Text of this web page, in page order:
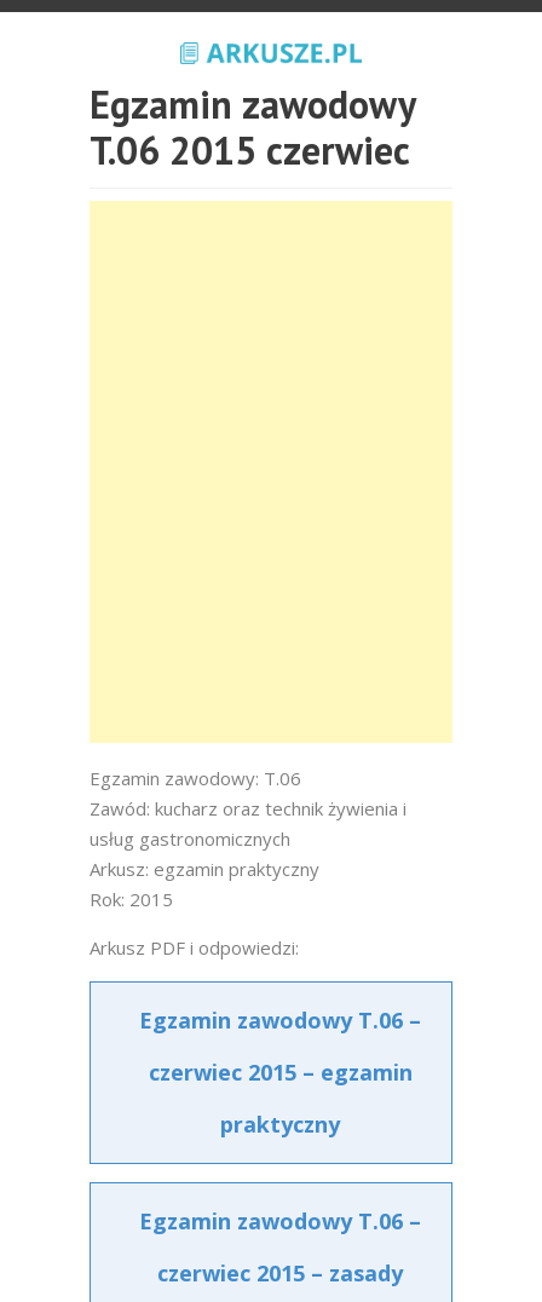
Egzamin zawodowy
T.06 2015 czerwiec
Egzamin zawodowy: T.06
Zawód: kucharz oraz technik żywienia i
usług gastronomicznych
Arkusz: egzamin praktyczny
Rok: 2015
Arkusz PDF i odpowiedzi:
Egzamin zawodowy T.06 –
czerwiec 2015 – egzamin
praktyczny
Egzamin zawodowy T.06 –
czerwiec 2015 – zasady